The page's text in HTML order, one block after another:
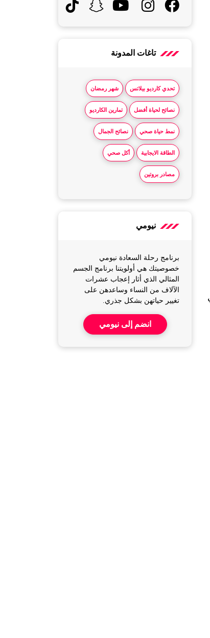
تاغات المدونة
تحدي كارديو بيلاتس شهر رمضان
نصائح لحياة أفضل تمارين الكارديو
نمط حياة صحي نصائح الجمال
الطاقة الايجابية أكل صحي
مصادر بروتين
نيومي
برنامج رحلة السعادة نيومي
خصوصيتك هي أولويتنا برنامج الجسم
المثالي الذي أثار إعجاب عشرات
الآلاف من النساء وساعدهن على
تغيير حياتهن بشكل جذري.
انضم إلى نيومي